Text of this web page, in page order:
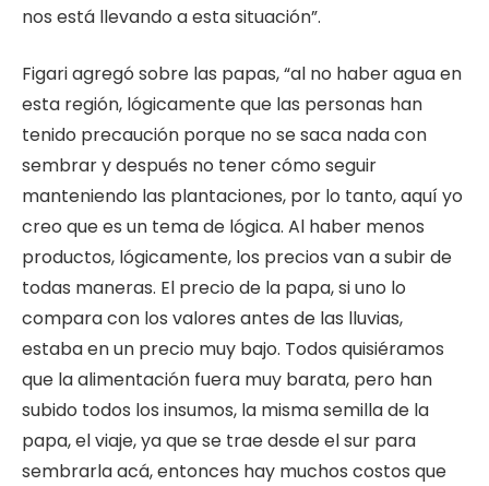
nos está llevando a esta situación”.
Figari agregó sobre las papas, “al no haber agua en
esta región, lógicamente que las personas han
tenido precaución porque no se saca nada con
sembrar y después no tener cómo seguir
manteniendo las plantaciones, por lo tanto, aquí yo
creo que es un tema de lógica. Al haber menos
productos, lógicamente, los precios van a subir de
todas maneras. El precio de la papa, si uno lo
compara con los valores antes de las lluvias,
estaba en un precio muy bajo. Todos quisiéramos
que la alimentación fuera muy barata, pero han
subido todos los insumos, la misma semilla de la
papa, el viaje, ya que se trae desde el sur para
sembrarla acá, entonces hay muchos costos que